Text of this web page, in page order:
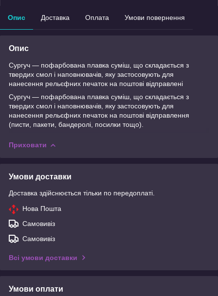
Опис Доставка Оплата Умови повернення
Опис
Сургуч — пофарбована плавка суміш, що складається з
твердих смол і наповнювачів, яку застосовують для
нанесення рельєфних печаток на поштові відправлені
Сургуч — пофарбована плавка суміш, що складається з
твердих смол і наповнювачів, яку застосовують для
нанесення рельєфних печаток на поштові відправлення
(писти, пакети, бандеролі, посилки тощо).
Приховати
Умови доставки
Доставка здійснюється тільки по передоплаті.
Нова Пошта
Самовивіз
Самовивіз
Всі умови доставки
Умови оплати